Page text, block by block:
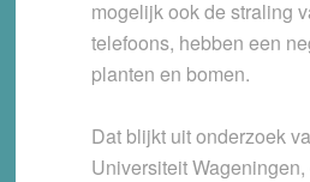
mogelijk ook de straling
telefoons, hebben een
planten en bomen.
Dat blijkt uit onderzoek
Universiteit